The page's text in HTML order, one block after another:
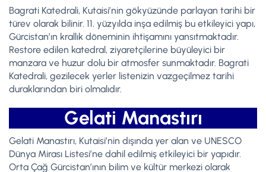
Bagrati Katedrali, Kutaisi’nin gökyüzünde parlayan tarihi bir
türev olarak bilinir. 11. yüzyılda inşa edilmiş bu etkileyici yapı,
Gürcistan’ın krallık döneminin ihtişamını yansıtmaktadır.
Restore edilen katedral, ziyaretçilerine büyüleyici bir
manzara ve huzur dolu bir atmosfer sunmaktadır. Bagrati
Katedrali, gezilecek yerler listenizin vazgeçilmez tarihi
duraklarından biri olmalıdır.
Gelati Manastırı
Gelati Manastırı, Kutaisi’nin dışında yer alan ve UNESCO
Dünya Mirası Listesi’ne dahil edilmiş etkileyici bir yapıdır.
Orta Çağ Gürcistan’ının bilim ve kültür merkezi olarak